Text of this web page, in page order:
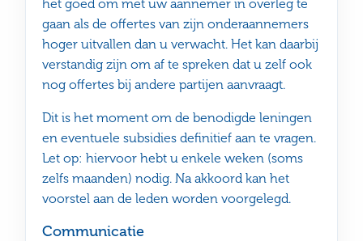
het goed om met uw aannemer in overleg te
gaan als de offertes van zijn onderaannemers
hoger uitvallen dan u verwacht. Het kan daarbij
verstandig zijn om af te spreken dat u zelf ook
nog offertes bij andere partijen aanvraagt.
Dit is het moment om de benodigde leningen
en eventuele subsidies definitief aan te vragen.
Let op: hiervoor hebt u enkele weken (soms
zelfs maanden) nodig. Na akkoord kan het
voorstel aan de leden worden voorgelegd.
Communicatie